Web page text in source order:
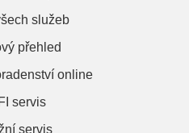
služeb
přehled
online
servis
servis